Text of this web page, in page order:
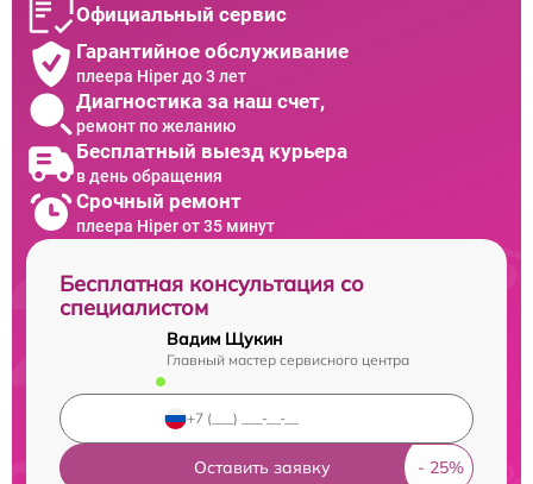
Официальный сервис
Гарантийное обслуживание
плеера Hiper до 3 лет
Диагностика за наш счет,
ремонт по желанию
Бесплатный выезд курьера
в день обращения
Срочный ремонт
плеера Hiper от 35 минут
Бесплатная консультация со
специалистом
Вадим Щукин
Главный мастер сервисного центра
Оставить заявку